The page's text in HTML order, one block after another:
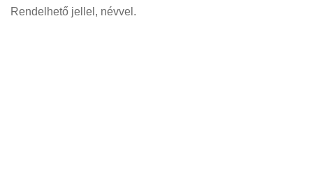
Rendelhető jellel, névvel.